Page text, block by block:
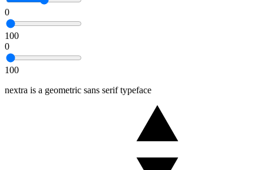
0
100
0
100
nextra is a geometric sans serif typeface